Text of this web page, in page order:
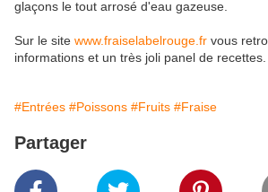
glaçons le tout arrosé d'eau gazeuse.
Sur le site www.fraiselabelrouge.fr vous
informations et un très joli panel de recettes.
#Entrées #Poissons #Fruits #Fraise
Partager